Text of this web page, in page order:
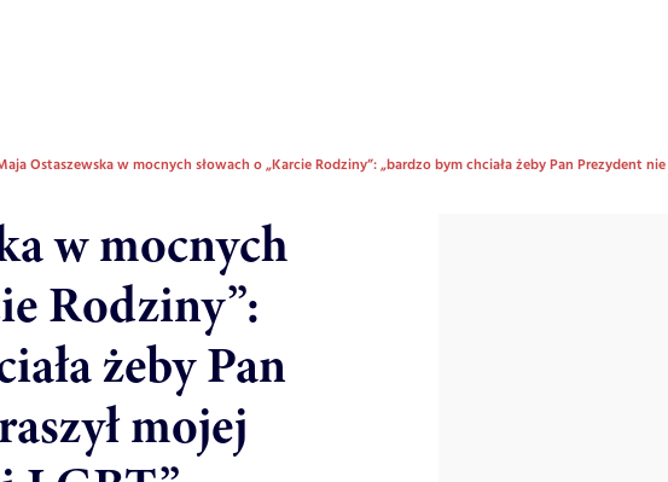
Ostaszewska w mocnych słowach o „Karcie Rodziny”: „bardzo bym chciała żeby Pan Prezydent nie
w mocnych
Rodziny”:
żeby Pan
mojej